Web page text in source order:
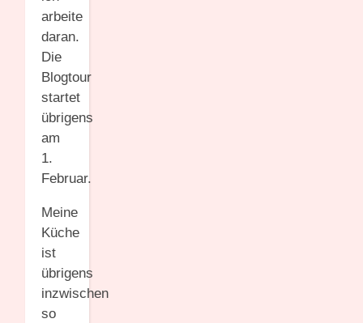
arbeite
daran.
Die
Blogtour
startet
übrigens
am
1.
Februar.
Meine
Küche
ist
übrigens
inzwischen
so